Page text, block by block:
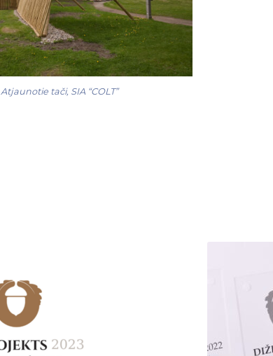
Atjaunotie tači, SIA “COLT”